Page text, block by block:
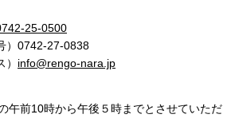
25-0500
）0742-27-0838
info@rengo-nara.jp
午前10時から午後５時までとさせていただ